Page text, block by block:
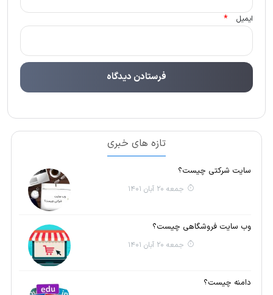
ایمیل *
تازه های خبری
سایت شرکتی چیست؟
جمعه 20 آبان 1401
وب سایت فروشگاهی چیست؟
جمعه 20 آبان 1401
دامنه چیست؟